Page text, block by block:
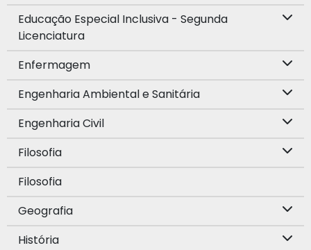
Educação Especial Inclusiva - Segunda
Licenciatura
Enfermagem
Engenharia Ambiental e Sanitária
Engenharia Civil
Filosofia
Filosofia
Geografia
História